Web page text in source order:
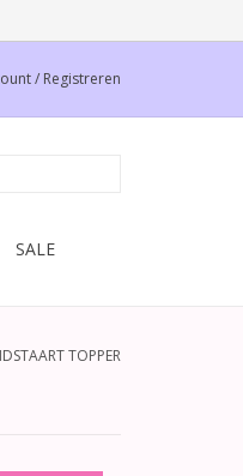
/ Registreren
SALE
TOPPER